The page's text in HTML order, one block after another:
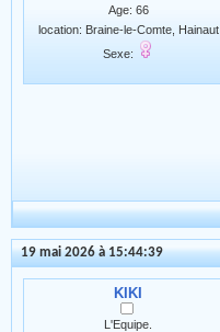
Age: 66
location: Braine-le-Comte, Hainaut
Sexe:
19 mai 2026 à 15:44:39
KIKI
L'Equipe.